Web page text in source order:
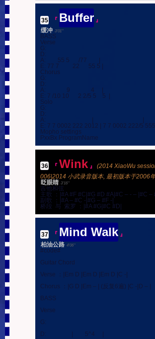
35. 『 Buffer 』
缓冲 3'01''
BASS
Verse
G:
D:
A:        55 5      /77        |
E: 77 7         22      55 5 |
Chorus
G:
D:
A:              9              4     |
E: 7 /10 10      2 2/5 5    5  |
Solo
G:
D:
A:                               |                                 |
E: 7 7 0002 222 2012 | 7 7 0002 222/5
Mopho settings
PxxBx ProgramName
36. 『 Wink 』
(2014 XiaoWu
006|2014 小武录音版本, 最初版本于2006
眨眼睛 3'16''
吉他和弦
主歌 ：|#A #F #C|#G #D #A|#C – - – |#C –
副歌 ：|#A – #C -|#G – #F -|
桥段  与  索罗 ：|#A #G|#C #D|
37. 『 Mind Walk 』
柏油公路 4'06''
#code#
Guitar Chord
Verse ：|Em D |Em D |Em D |C -|
Chorus ：|G D |Em – | (反复6遍) |C -|D – |
BASS
Verse
G:
D:                 |        5^4     |